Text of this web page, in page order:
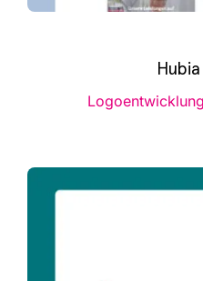
Logo­ent­wick­lung